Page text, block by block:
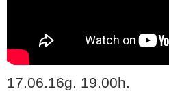
17.06.16g. 19.00h.